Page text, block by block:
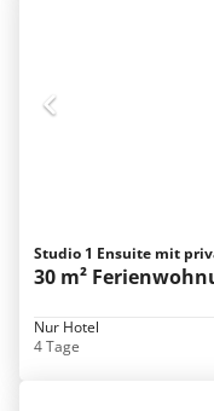
Studio 1 Ensuite mit
30 m²
Nur Hotel
4 Tage